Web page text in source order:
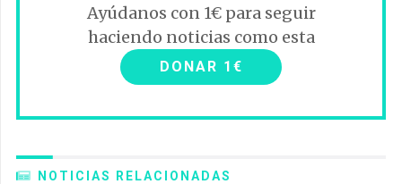
Ayúdanos con 1€ para seguir
haciendo noticias como esta
DONAR 1€
NOTICIAS RELACIONADAS